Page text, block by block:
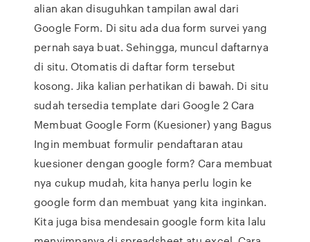
alian akan disuguhkan tampilan awal dari
Google Form. Di situ ada dua form survei yang
pernah saya buat. Sehingga, muncul daftarnya
di situ. Otomatis di daftar form tersebut
kosong. Jika kalian perhatikan di bawah. Di situ
sudah tersedia template dari Google 2 Cara
Membuat Google Form (Kuesioner) yang Bagus
Ingin membuat formulir pendaftaran atau
kuesioner dengan google form? Cara membuat
nya cukup mudah, kita hanya perlu login ke
google form dan membuat yang kita inginkan.
Kita juga bisa mendesain google form kita lalu